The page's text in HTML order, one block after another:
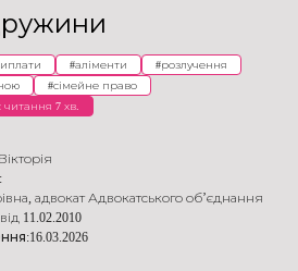
#аліменти #розлучення
#сімейне право
читання 7 хв.
, адвокат Адвокатського об’єднання
11.02.2010
16.03.2026